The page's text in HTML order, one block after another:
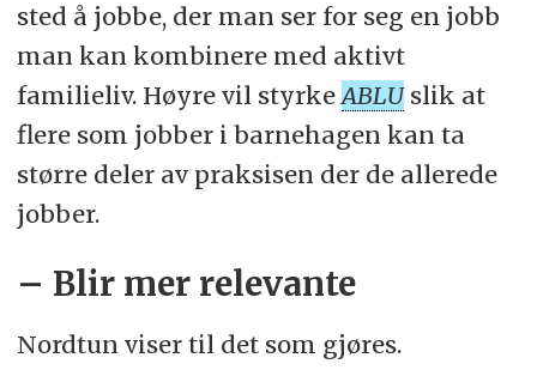
sted å jobbe, der man ser for seg en jobb
man kan kombinere med aktivt
familieliv. Høyre vil styrkeABLUslik at
flere som jobber i barnehagen kan ta
større deler av praksisen der de allerede
jobber.
– Blir mer relevante
Nordtun viser til det som gjøres.